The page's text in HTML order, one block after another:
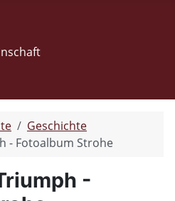
Geschichte
- Fotoalbum Strohe
-